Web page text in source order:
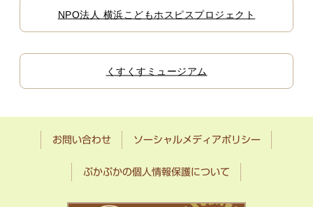
NPO法人 横浜こどもホスピスプロジェクト
くすくすミュージアム
お問い合わせ ソーシャルメディアポリシー
ぷかぷかの個人情報保護について